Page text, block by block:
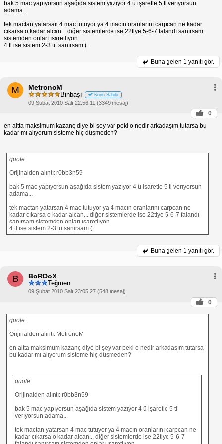
sistemdir. Bu sistemde 3 farklı kombinasyon vardır:
Sistem 3 4 Hesaplama 1 Maç Yatarsa
3 4 sistemi, 4 maçın seçildiği ve bunların 1'inin
yanlış tahmin edilmesine rağmen yine de
kazanabileceğiniz bir sistemdir. Bu sistemde 10
Maç 1 yanlış,
Maç 4 yanlış, diğerleri doğru
Kuponlarda 1 Maç Yatarsa Ne Olur?
Bir sistem kuponunda 1 maç yatması durumunda, o
sisteminizin gerektirdiği minimum doğru tahmin
sayısına ulaşıyorsanız, yine de kazanabilirsiniz.
Örneğin, 1 2 3 sisteminde 1 maç yatarsa ve diğer 2
kazanırsınız.
İddaa'da sistem, birden fazla maçı tek bir kuponda
doğru tahmin edilmesi gerektiğini belirleyen bir
durumunda ne olacağı sistemin türüne göre değişir.
bak 5 mac yapıyorsun aşağıda sistem yazıyor 4 ü işaretle 5 tl verıyorsun
adama...
tek mactan yatarsan 4 mac tutuyor ya 4 macın oranlarını carpcan ne kadar
cıkarsa o kadar alcan... diğer sistemlerde ise 22tlye 5-6-7 falandı sanırsam
sistemden onları ısaretlıyon
4 tl ise sistem 2-3 tü sanırsam (:
Buna gelen 1 yanıtı gör.
M MetronoM
Binbaşı Konu Sahibi
09 Şubat 2010 Salı 22:56:11 (3349 mesaj)
0
en altta maksimum kazanç diye bi şey var peki o nedir arkadaşım tutarsa bu
kadar mı alıyorum sisteme hiç düşmeden?
quote:
Orijinalden alıntı: r0bb3n59
bak 5 mac yapıyorsun aşağıda sistem yazıyor 4 ü işaretle 5 tl verıyorsun
adama...
tek mactan yatarsan 4 mac tutuyor ya 4 macın oranlarını carpcan ne
kadar cıkarsa o kadar alcan... diğer sistemlerde ise 22tlye 5-6-7 falandı
sanırsam sistemden onları ısaretlıyon
4 tl ise sistem 2-3 tü sanırsam (:
Buna gelen 1 yanıtı gör.
B BoRDoX
Teğmen
09 Şubat 2010 Salı 23:05:27 (548 mesaj)
0
quote:
Orijinalden alıntı: MetronoM
en altta maksimum kazanç diye bi şey var peki o nedir arkadaşım tutarsa
bu kadar mı alıyorum sisteme hiç düşmeden?
quote:
Orijinalden alıntı: r0bb3n59
bak 5 mac yapıyorsun aşağıda sistem yazıyor 4 ü işaretle 5 tl
verıyorsun adama...
tek mactan yatarsan 4 mac tutuyor ya 4 macın oranlarını carpcan ne
kadar cıkarsa o kadar alcan... diğer sistemlerde ise 22tlye 5-6-7